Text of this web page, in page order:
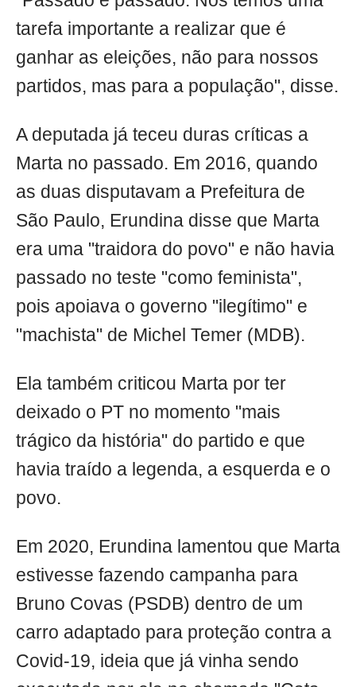
tarefa importante a realizar que é
ganhar as eleições, não para nossos
partidos, mas para a população", disse.
A deputada já teceu duras críticas a
Marta no passado. Em 2016, quando
as duas disputavam a Prefeitura de
São Paulo, Erundina disse que Marta
era uma "traidora do povo" e não havia
passado no teste "como feminista",
pois apoiava o governo "ilegítimo" e
"machista" de Michel Temer (MDB).
Ela também criticou Marta por ter
deixado o PT no momento "mais
trágico da história" do partido e que
havia traído a legenda, a esquerda e o
povo.
Em 2020, Erundina lamentou que Marta
estivesse fazendo campanha para
Bruno Covas (PSDB) dentro de um
carro adaptado para proteção contra a
Covid-19, ideia que já vinha sendo